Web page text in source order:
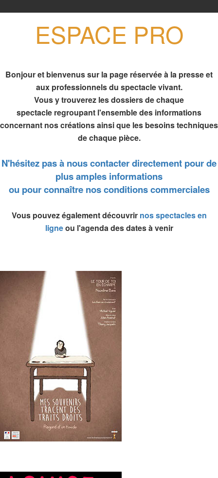
ESPACE PRO
Bonjour et bienvenus sur la page réservée à la presse et
aux professionnels du spectacle vivant.
Vous y trouverez les dossiers de chaque
spectacle regroupant l'ensemble des informations
concernant nos créations ainsi que les besoins techniques
de chaque pièce.
N'hésitez pas à nous contacter directement pour de
plus amples informations
ou pour connaître nos conditions commerciales
Vous pouvez également découvrir nos spectacles en
ligneou l'agenda des dates à venir
Mes souvenirs tracent des traits droits
Télécharger
Le dossier complet
L'affiche HD
Les photos HD